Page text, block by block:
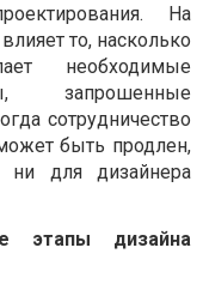
На
то, насколько
необходимые
запрошенные
сотрудничество
быть продлен,
для дизайнера
этапы дизайна